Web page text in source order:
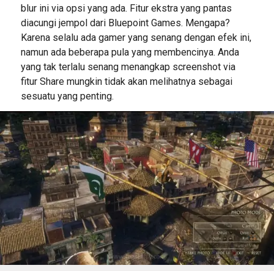
blur ini via opsi yang ada. Fitur ekstra yang pantas
diacungi jempol dari Bluepoint Games. Mengapa?
Karena selalu ada gamer yang senang dengan efek ini,
namun ada beberapa pula yang membencinya. Anda
yang tak terlalu senang menangkap screenshot via
fitur Share mungkin tidak akan melihatnya sebagai
sesuatu yang penting.